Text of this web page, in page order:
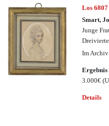
Los 6807
Smart,
Junge
Im Archiv
Ergebnis
3.000€
Details